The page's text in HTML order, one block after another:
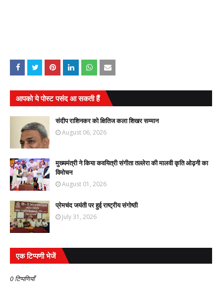
आपको ये पोस्ट पसंद आ सकती हैं
संदीप राशिनकर को क्षितिज कला शिखर सम्मान
August 06, 2026
मुख्यमंत्री ने किया कवयित्री संगीता तल्लेरा की मालवी कृति ओढ़नी का
विमोचन
August 01, 2026
प्रेमचंद जयंती पर हुई राष्ट्रीय संगोष्ठी
July 31, 2026
एक टिप्पणी भेजें
0 टिप्पणियाँ